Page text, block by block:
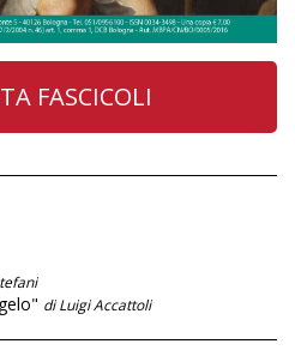
FASCICOLI
di Luigi Accattoli